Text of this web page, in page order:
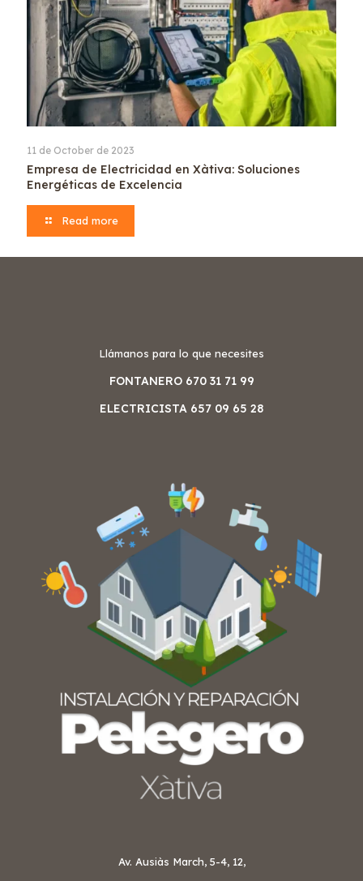
11 de October de 2023
Empresa de Electricidad en Xàtiva: Soluciones
Energéticas de Excelencia
Read more
Llámanos para lo que necesites
FONTANERO 670 31 71 99
ELECTRICISTA 657 09 65 28
Av. Ausiàs March, 5-4, 12,